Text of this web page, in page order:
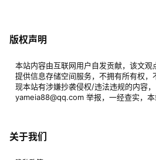
版权声明
本站内容由互联网用户自发贡献，该文观
提供信息存储空间服务，不拥有所有权，
现本站有涉嫌抄袭侵权/违法违规的内容
yameia88@qq.com 举报，一经查实，本
关于我们